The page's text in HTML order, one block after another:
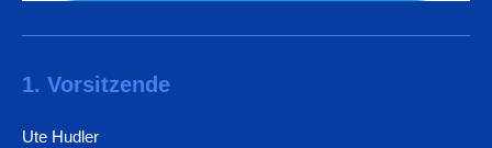
1. Vorsitzende
Ute Hudler